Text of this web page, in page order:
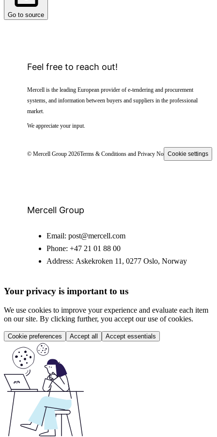
Go to source
Feel free to reach out!
Mercell is the leading European provider of e-tendering and procurement
systems, and information between buyers and suppliers in the professional
market.
We appreciate your input.
© Mercell Group 2026Terms & Conditions and Privacy NoticeCookie settings
Mercell Group
Email: post@mercell.com
Phone: +47 21 01 88 00
Address: Askekroken 11, 0277 Oslo, Norway
Your privacy is important to us
We use cookies to improve your experience and evaluate each item
on our site. By clicking further, you accept our use of cookies.
Cookie preferences Accept all Accept essentials